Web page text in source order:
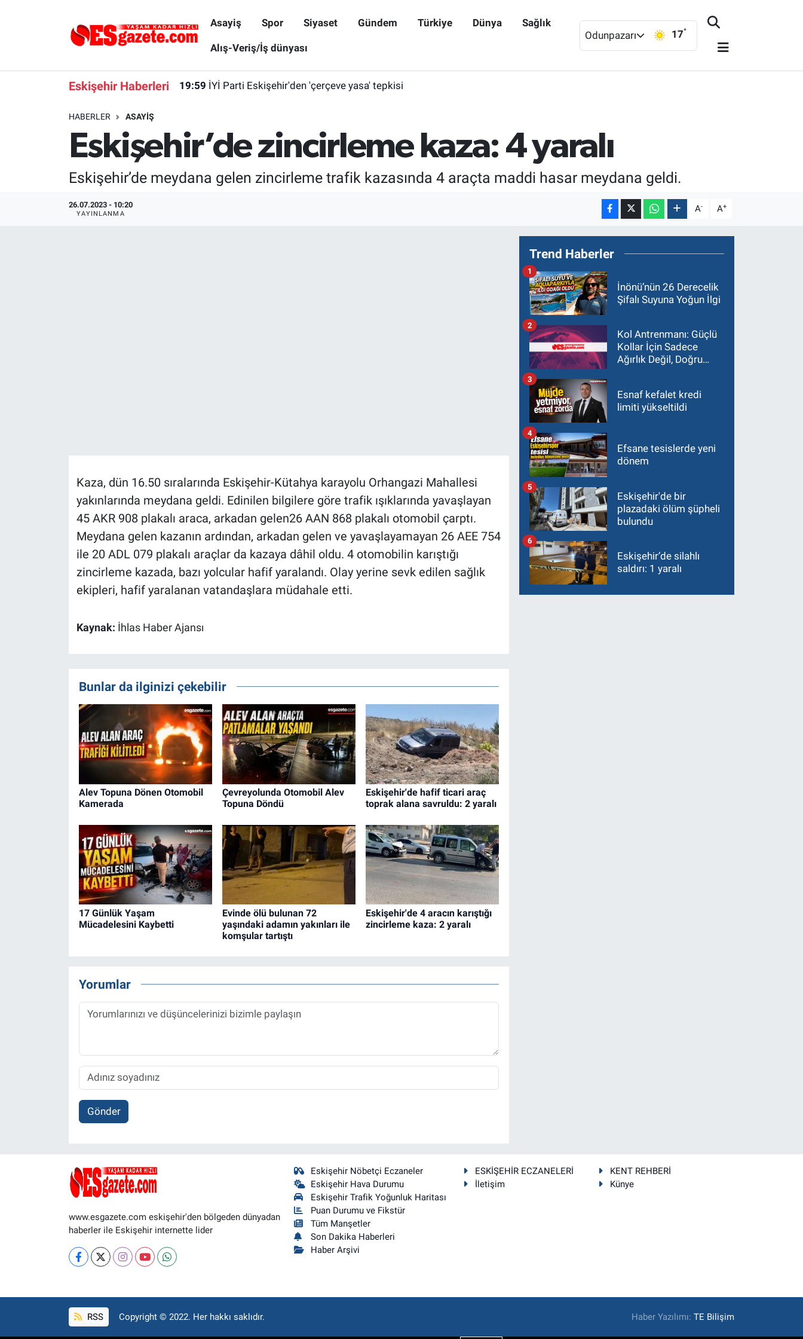
Asayiş Spor Siyaset Gündem Türkiye Dünya Sağlık
Alış-Veriş/İş dünyası
Odunpazarı 17°
Eskişehir Haberleri 19:59 İYİ Parti Eskişehir'den 'çerçeve yasa' tepkisi
HABERLER ASAYIŞ
Eskişehir’de zincirleme kaza: 4 yaralı
Eskişehir’de meydana gelen zincirleme trafik kazasında 4 araçta maddi hasar meydana geldi.
26.07.2023 - 10:20
YAYINLANMA A- A+
Kaza, dün 16.50 sıralarında Eskişehir-Kütahya karayolu Orhangazi Mahallesi
yakınlarında meydana geldi. Edinilen bilgilere göre trafik ışıklarında yavaşlayan
45 AKR 908 plakalı araca, arkadan gelen26 AAN 868 plakalı otomobil çarptı.
Meydana gelen kazanın ardından, arkadan gelen ve yavaşlayamayan 26 AEE 754
ile 20 ADL 079 plakalı araçlar da kazaya dâhil oldu. 4 otomobilin karıştığı
zincirleme kazada, bazı yolcular hafif yaralandı. Olay yerine sevk edilen sağlık
ekipleri, hafif yaralanan vatandaşlara müdahale etti.
Kaynak: İhlas Haber Ajansı
Bunlar da ilginizi çekebilir
Alev Topuna Dönen Otomobil
Kamerada
Çevreyolunda Otomobil Alev
Topuna Döndü
Eskişehir'de hafif ticari araç
toprak alana savruldu: 2 yaralı
17 Günlük Yaşam
Mücadelesini Kaybetti
Evinde ölü bulunan 72
yaşındaki adamın yakınları ile
komşular tartıştı
Eskişehir'de 4 aracın karıştığı
zincirleme kaza: 2 yaralı
Yorumlar
Gönder
Trend Haberler
İnönü’nün 26 Derecelik
Şifalı Suyuna Yoğun İlgi
1
Kol Antrenmanı: Güçlü
Kollar İçin Sadece
Ağırlık Değil, Doğru
2
Esnaf kefalet kredi
limiti yükseltildi
3
Efsane tesislerde yeni
dönem
4
Eskişehir'de bir
plazadaki ölüm şüpheli
bulundu
5
Eskişehir’de silahlı
saldırı: 1 yaralı
6
www.esgazete.com eskişehir'den bölgeden dünyadan
haberler ile Eskişehir internette lider
Eskişehir Nöbetçi Eczaneler
Eskişehir Hava Durumu
Eskişehir Trafik Yoğunluk Haritası
Puan Durumu ve Fikstür
Tüm Manşetler
Son Dakika Haberleri
Haber Arşivi
ESKİŞEHİR ECZANELERİ
KENT REHBERİ
İletişim
Künye
RSS Copyright © 2022. Her hakkı saklıdır. Haber Yazılımı:TE Bilişim
Eskişehirspor Arşivi
Bilim ve Teknoloji
Eskişehir Nöbetçi Eczaneler
Süper Lig Puan Durumu ve Fikstür